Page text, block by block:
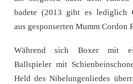
badete (2013 gibt es lediglich
aus gesponserten Mumm Cordon
Während sich Boxer mit
Ballspieler mit
Held des Nibelungenliedes